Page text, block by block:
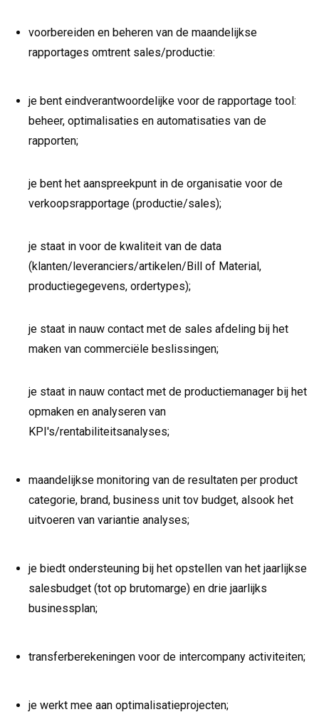
voorbereiden en beheren van de maandelijkse
rapportages omtrent sales/productie:
je bent eindverantwoordelijke voor de rapportage tool:
beheer, optimalisaties en automatisaties van de
rapporten;
je bent het aanspreekpunt in de organisatie voor de
verkoopsrapportage (productie/sales);
je staat in voor de kwaliteit van de data
(klanten/leveranciers/artikelen/Bill of Material,
productiegegevens, ordertypes);
je staat in nauw contact met de sales afdeling bij het
maken van commerciële beslissingen;
je staat in nauw contact met de productiemanager bij het
opmaken en analyseren van
KPI's/rentabiliteitsanalyses;
maandelijkse monitoring van de resultaten per product
categorie, brand, business unit tov budget, alsook het
uitvoeren van variantie analyses;
je biedt ondersteuning bij het opstellen van het jaarlijkse
salesbudget (tot op brutomarge) en drie jaarlijks
businessplan;
transferberekeningen voor de intercompany activiteiten;
je werkt mee aan optimalisatieprojecten;